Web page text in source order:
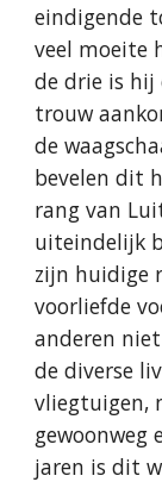
eindigende
veel moeite
de drie is
trouw
de
bevelen dit
rang van
uiteindelijk
zijn huidige
voorliefde
anderen
de diverse
vliegtuigen,
gewoonweg
jaren is dit